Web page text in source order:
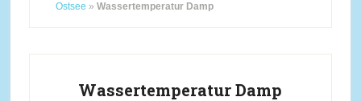
Ostsee » Wassertemperatur Damp
Wassertemperatur Damp